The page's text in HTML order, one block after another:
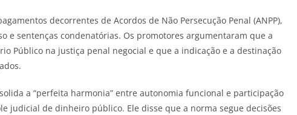
decorrentes de Acordos de Não Persecução Penal (ANPP),
e sentenças condenatórias. Os promotores argumentaram que a
Público na justiça penal negocial e que a indicação e a destinação
a “perfeita harmonia” entre autonomia funcional e participação
judicial de dinheiro público. Ele disse que a norma segue decisões